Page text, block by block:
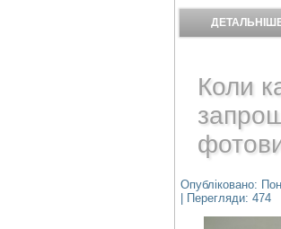
Коли
Опубліковано:
| Перегляди: 474